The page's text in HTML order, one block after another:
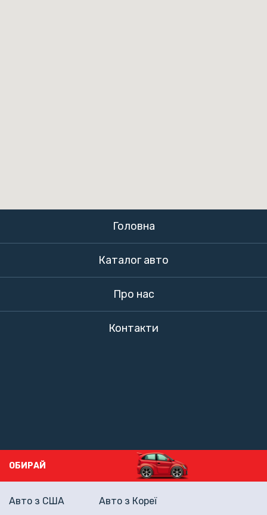
Головна
Каталог авто
Про нас
Контакти
ОБИРАЙ
Авто з США
Авто з Кореї